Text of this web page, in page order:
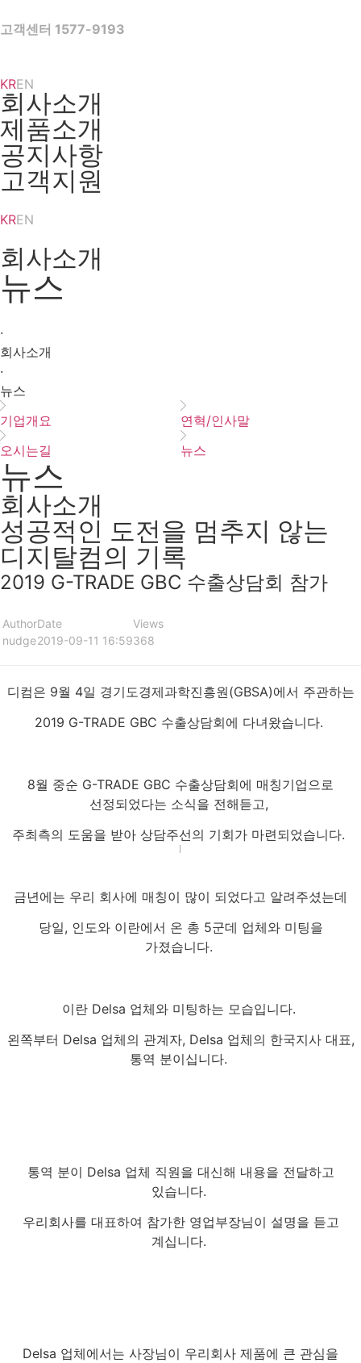
to
고객센터 1577-9193
KREN
회사소개
제품소개
공지사항
고객지원
KREN
회사소개
뉴스
·
회사소개
·
뉴스
기업개요
연혁/인사말
오시는길
뉴스
뉴스
회사소개
성공적인 도전을 멈추지 않는
디지탈컴의 기록
2019 G-TRADE GBC 수출상담회 참가
Author
nudge
Date
2019-09-11 16:59
Views
368
디컴은 9월 4일 경기도경제과학진흥원(GBSA)에서 주관하는
2019 G-TRADE GBC 수출상담회에 다녀왔습니다.
8월 중순 G-TRADE GBC 수출상담회에 매칭기업으로
선정되었다는 소식을 전해듣고,
주최측의 도움을 받아 상담주선의 기회가 마련되었습니다.
금년에는 우리 회사에 매칭이 많이 되었다고 알려주셨는데
당일, 인도와 이란에서 온 총 5군데 업체와 미팅을
가졌습니다.
이란 Delsa 업체와 미팅하는 모습입니다.
왼쪽부터 Delsa 업체의 관계자, Delsa 업체의 한국지사 대표,
통역 분이십니다.
통역 분이 Delsa 업체 직원을 대신해 내용을 전달하고
있습니다.
우리회사를 대표하여 참가한 영업부장님이 설명을 듣고
계십니다.
Delsa 업체에서는 사장님이 우리회사 제품에 큰 관심을